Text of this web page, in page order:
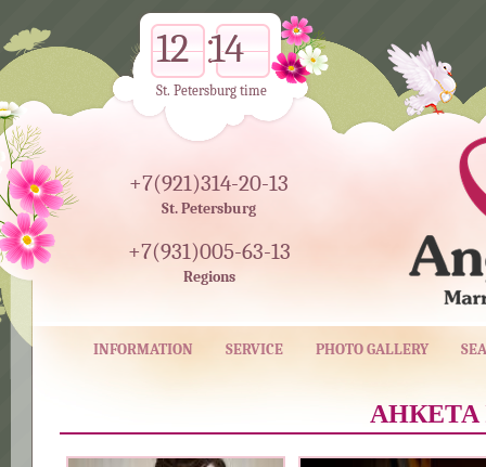
+7(921)314-20-13
St. Petersburg
+7(931)005-63-13
Regions
12 14
St. Petersburg time
INFORMATION SERVICE PHOTO GALLERY
АНКЕТА